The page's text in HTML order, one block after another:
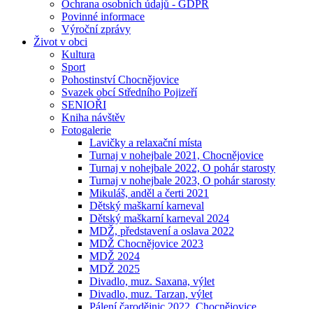
Ochrana osobních údajů - GDPR
Povinné informace
Výroční zprávy
Život v obci
Kultura
Sport
Pohostinství Chocnějovice
Svazek obcí Středního Pojizeří
SENIOŘI
Kniha návštěv
Fotogalerie
Lavičky a relaxační místa
Turnaj v nohejbale 2021, Chocnějovice
Turnaj v nohejbale 2022, O pohár starosty
Turnaj v nohejbale 2023, O pohár starosty
Mikuláš, anděl a čerti 2021
Dětský maškarní karneval
Dětský maškarní karneval 2024
MDŽ, představení a oslava 2022
MDŽ Chocnějovice 2023
MDŽ 2024
MDŽ 2025
Divadlo, muz. Saxana, výlet
Divadlo, muz. Tarzan, výlet
Pálení čarodějnic 2022, Chocnějovice